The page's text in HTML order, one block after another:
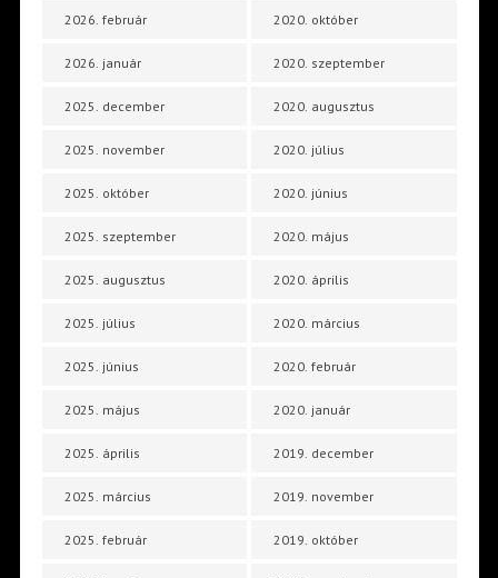
2026. február
2026. január
2025. december
2025. november
2025. október
2025. szeptember
2025. augusztus
2025. július
2025. június
2025. május
2025. április
2025. március
2025. február
2020. október
2020. szeptember
2020. augusztus
2020. július
2020. június
2020. május
2020. április
2020. március
2020. február
2020. január
2019. december
2019. november
2019. október